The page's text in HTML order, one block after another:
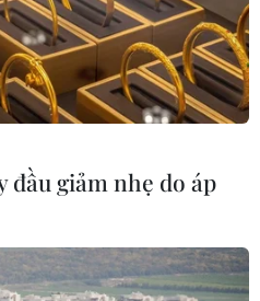
Khám phá Okayama -
thành phố phía Tây của
Nhật Bản
04/08/2026 07:19
đầu giảm nhẹ do áp